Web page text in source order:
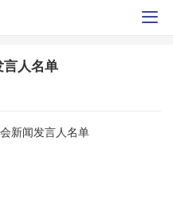
言人名单
新闻发言人名单